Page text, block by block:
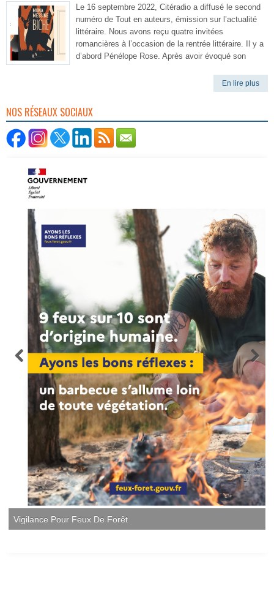
Le 16 septembre 2022, Citéradio a diffusé le second
numéro de Tout en auteurs, émission sur l’actualité
littéraire. Nous avons reçu quatre invitées
romancières à l’occasion de la rentrée littéraire. Il y a
d’abord Pénélope Rose. Après avoir évoqué son
En lire plus
NOS RÉSEAUX SOCIAUX
Vigilance Pour Feux De Forêt